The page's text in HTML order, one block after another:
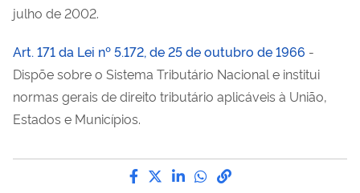
julho de 2002.
Art. 171 da Lei nº 5.172, de 25 de outubro de 1966 -
Dispõe sobre o Sistema Tributário Nacional e institui
normas gerais de direito tributário aplicáveis à União,
Estados e Municípios.
Compartilhe por Facebook
Compartilhe por Twitter
Compartilhe por
Compartilhe por
link para Copiar